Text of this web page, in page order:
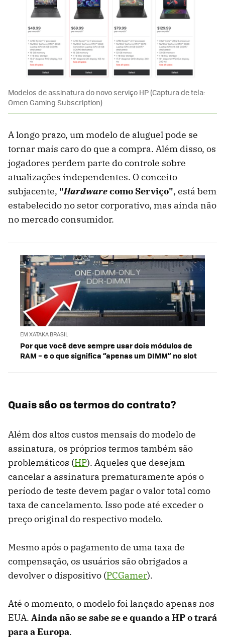
Modelos de assinatura do novo serviço HP (Captura de tela:
Omen Gaming Subscription)
A longo prazo, um modelo de aluguel pode se
tornar mais caro do que a compra. Além disso, os
jogadores perdem parte do controle sobre
atualizações independentes. O conceito
subjacente, "Hardwarecomo Serviço", está bem
estabelecido no setor corporativo, mas ainda não
no mercado consumidor.
EM XATAKA BRASIL
Por que você deve sempre usar dois módulos de
RAM – e o que significa “apenas um DIMM” no slot
Quais são os termos do contrato?
Além dos altos custos mensais do modelo de
assinatura, os próprios termos também são
problemáticos (HP). Aqueles que desejam
cancelar a assinatura prematuramente após o
período de teste devem pagar o valor total como
taxa de cancelamento. Isso pode até exceder o
preço original do respectivo modelo.
Mesmo após o pagamento de uma taxa de
compensação, os usuários são obrigados a
devolver o dispositivo (PCGamer).
Até o momento, o modelo foi lançado apenas nos
EUA. Ainda não se sabe se e quando a HP o trará
para a Europa.